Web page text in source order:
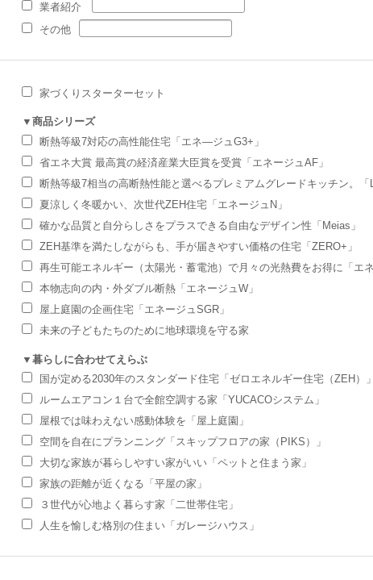
業者紹介
その他
家づくりスターターセット
断熱等級7対応の高性能住宅「エネ―ジュG3+」
省エネ大賞 最高賞の経済産業大臣賞を受賞「エネージュAF」
断熱等級7相当の高断熱性能と選べるプレミアムグレードキッチン。「
夏涼しく冬暖かい、次世代ZEH住宅「エネージュN」
確かな品質と自分らしさをプラスできる自由なデザイン性「Meias」
ZEH基準を満たしながらも、手が届きやすい価格の住宅「ZERO+」
再生可能エネルギー（太陽光・蓄電池）で月々の光熱費をお得に「エネ
本物志向の内・外ダブル断熱「エネージュW」
屋上庭園の企画住宅「エネージュSGR」
未来の子どもたちのために地球環境を守る家
国が定める2030年のスタンダード住宅「ゼロエネルギー住宅（ZEH）」
ルームエアコン１台で全館空調する家「YUCACOシステム」
屋根では味わえない感動体験を「屋上庭園」
空間を自在にプランニング「スキップフロアの家（PIKS）」
大切な家族が暮らしやすい家がいい「ペットと住まう家」
家族の距離が近くなる「平屋の家」
３世代が心地よく暮らす家「二世帯住宅」
人生を愉しむ格別の住まい「ガレージハウス」
▼商品シリーズ
▼暮らしに合わせてえらぶ